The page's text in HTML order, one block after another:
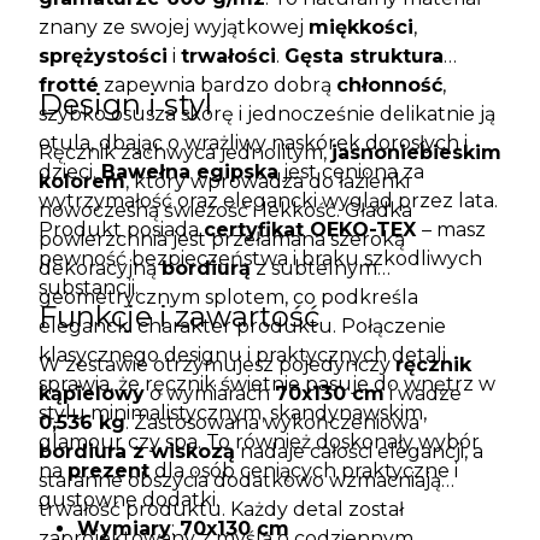
znany ze swojej wyjątkowej miękkości,
sprężystości i trwałości. Gęsta struktura
frotté zapewnia bardzo dobrą chłonność,
szybko osusza skórę i jednocześnie delikatnie ją
otula, dbając o wrażliwy naskórek dorosłych i
dzieci.Bawełna egipskajest ceniona za
wytrzymałość oraz elegancki wygląd przez lata.
Produkt posiadacertyfikat OEKO-TEX – masz
pewność bezpieczeństwa i braku szkodliwych
substancji.
Design i styl
Ręcznik zachwyca jednolitym,jasnoniebieskim
kolorem, który wprowadza do łazienki
nowoczesną świeżość i lekkość. Gładka
powierzchnia jest przełamana szeroką
dekoracyjnąbordiurąz subtelnym
geometrycznym splotem, co podkreśla
elegancki charakter produktu. Połączenie
klasycznego designu i praktycznych detali
sprawia, że ręcznik świetnie pasuje do wnętrz w
stylu minimalistycznym, skandynawskim,
glamour czy spa. To również doskonały wybór
naprezentdla osób ceniących praktyczne i
gustowne dodatki.
Funkcje i zawartość
W zestawie otrzymujesz pojedynczyręcznik
kąpielowyo wymiarach70x130 cmi wadze
0,536 kg. Zastosowana wykończeniowa
bordiura z wiskoząnadaje całości elegancji, a
staranne obszycia dodatkowo wzmacniają
trwałość produktu. Każdy detal został
Wymiary:70x130 cm